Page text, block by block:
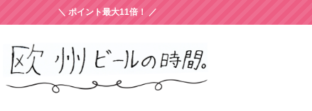
＼ ポイント最大11倍！ ／